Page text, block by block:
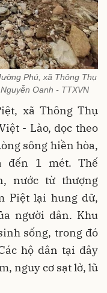
Phú, xã Thông Thụ
Oanh - TTXVN
xã Thông Thụ
- Lào, dọc theo
sông hiền hòa,
đến 1 mét. Thế
nước từ thượng
Piệt lại hung dữ,
người dân. Khu
sống, trong đó
hộ dân tại đây
nguy cơ sạt lở, lũ